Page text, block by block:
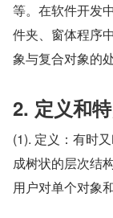
等。在软件开发
件夹、窗体程序
象与复合对象的
2. 定义和
(1). 定义：有时
成树状的层次结
用户对单个对象